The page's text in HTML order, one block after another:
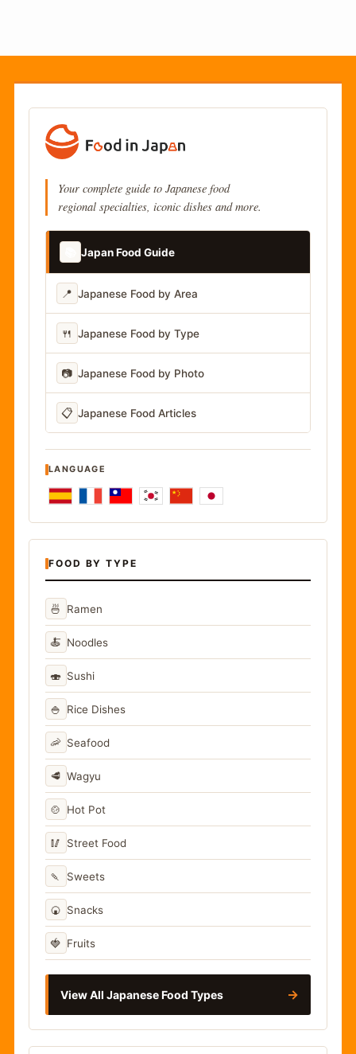
Your complete guide to Japanese food
regional specialties, iconic dishes and more.
Japan Food Guide
📍 Japanese Food by Area
🍴 Japanese Food by Type
📷 Japanese Food by Photo
📋 Japanese Food Articles
LANGUAGE
FOOD BY TYPE
🍜 Ramen
🍝 Noodles
🍣 Sushi
🍚 Rice Dishes
🦐 Seafood
🥩 Wagyu
🍲 Hot Pot
🥢 Street Food
🍡 Sweets
🍘 Snacks
🍓 Fruits
View All Japanese Food Types →